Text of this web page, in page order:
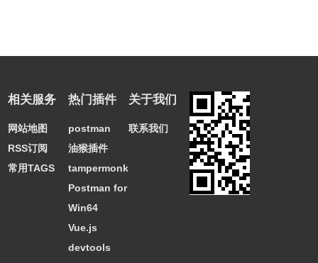
相关服务
网站地图
RSS订阅
常用TAGS
热门插件
postman
油猴插件
tampermonkey
Postman for
Win64
Vue.js
devtools
关于我们
联系我们